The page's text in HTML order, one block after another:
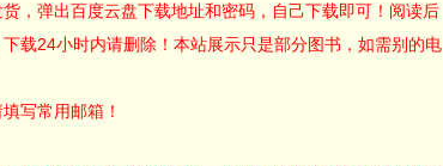
，弹出百度云盘下载地址和密码，自己下载即可！阅读后
载24小时内请删除！本站展示只是部分图书，如需别的电
写常用邮箱！